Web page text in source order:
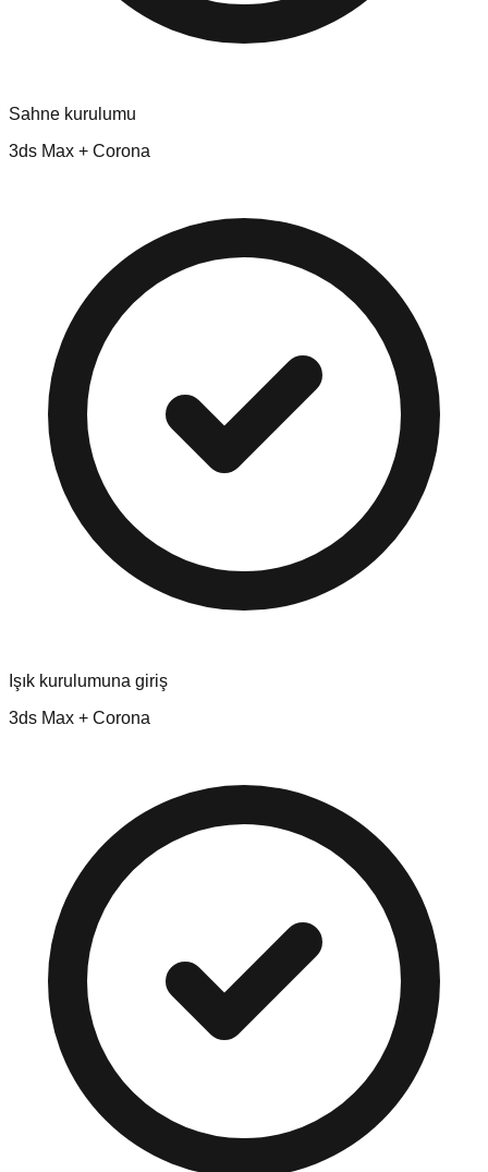
Sahne kurulumu
3ds Max + Corona
Işık kurulumuna giriş
3ds Max + Corona